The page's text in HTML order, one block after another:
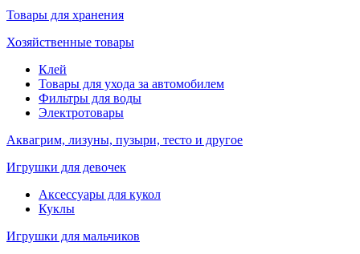
Товары для хранения
Хозяйственные товары
Клей
Товары для ухода за автомобилем
Фильтры для воды
Электротовары
Аквагрим, лизуны, пузыри, тесто и другое
Игрушки для девочек
Аксессуары для кукол
Куклы
Игрушки для мальчиков